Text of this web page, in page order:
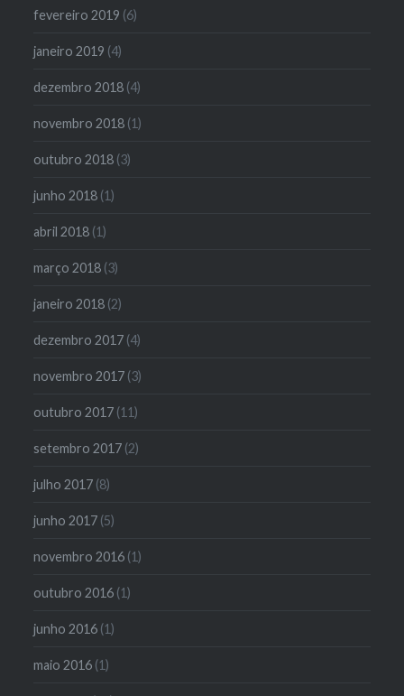
fevereiro 2019 (6)
janeiro 2019 (4)
dezembro 2018 (4)
novembro 2018 (1)
outubro 2018 (3)
junho 2018 (1)
abril 2018 (1)
março 2018 (3)
janeiro 2018 (2)
dezembro 2017 (4)
novembro 2017 (3)
outubro 2017 (11)
setembro 2017 (2)
julho 2017 (8)
junho 2017 (5)
novembro 2016 (1)
outubro 2016 (1)
junho 2016 (1)
maio 2016 (1)